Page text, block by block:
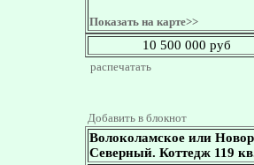
Показать на карте>>
10 500 000 руб
распечатать
Добавить в блокнот
Волоколамское или
Северный. Коттедж 119